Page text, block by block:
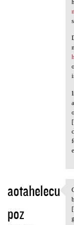
aotahelecu
poz